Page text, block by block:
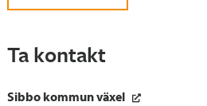
Ta kontakt
Sibbo kommun växel